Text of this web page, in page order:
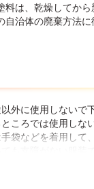
は、乾燥してから
自治体の廃棄方法に
外に使用しないで
ころでは使用しな
袋などを着用して
理する場合は、有